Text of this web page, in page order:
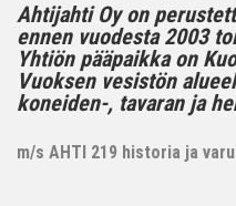
Ahtijahti Oy on
ennen vuodesta 2003
Yhtiön pääpaikka on
Vuoksen vesistön
koneiden-, tavaran ja
m/s AHTI 219 historia ja